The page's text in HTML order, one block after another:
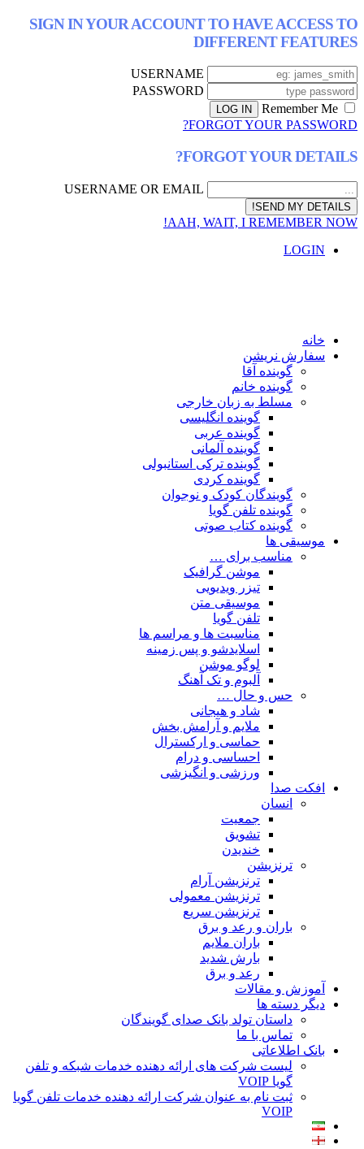
SIGN IN YOUR ACCOUNT TO HAVE ACCESS TO
DIFFERENT FEATURES
USERNAME
PASSWORD
Remember Me
FORGOT YOUR PASSWORD?
FORGOT YOUR DETAILS?
USERNAME OR EMAIL
AAH, WAIT, I REMEMBER NOW!
LOGIN
خانه
سفارش نریشن
گوینده آقا
گوینده خانم
مسلط به زبان خارجی
گوینده انگلیسی
گوینده عربی
گوینده آلمانی
گوینده ترکی استانبولی
گوینده کردی
گویندگان کودک و نوجوان
گوینده تلفن گویا
گوینده کتاب صوتی
موسیقی ها
مناسب برای …
موشن گرافیک
تیزر ویدیویی
موسیقی متن
تلفن گویا
مناسبت ها و مراسم ها
اسلایدشو و پس زمینه
لوگو موشن
آلبوم و تک آهنگ
حس و حال …
شاد و هیجانی
ملایم و آرامش بخش
حماسی و ارکسترال
احساسی و درام
ورزشی و انگیزشی
افکت صدا
انسان
جمعیت
تشویق
خندیدن
ترنزیشن
ترنزیشن آرام
ترنزیشن معمولی
ترنزیشن سریع
باران و رعد و برق
باران ملایم
بارش شدید
رعد و برق
آموزش و مقالات
دیگر دسته ها
داستان تولد بانک صدای گویندگان
تماس با ما
بانک اطلاعاتی
لیست شرکت های ارائه دهنده خدمات شبکه و تلفن
گویا VOIP
ثبت نام به عنوان شرکت ارائه دهنده خدمات تلفن گویا
VOIP